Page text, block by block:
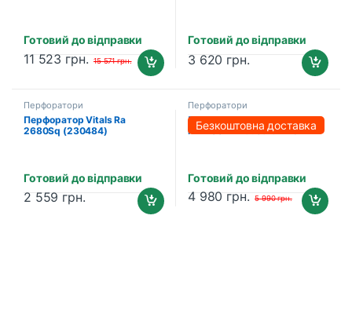
Готовий до відправки
11 523 грн. 15 571грн.
Готовий до відправки
3 620 грн.
Перфоратори
Перфоратор Vitals Ra
2680Sq (230484)
Готовий до відправки
2 559 грн.
Перфоратори
Безкоштовна доставка
Перфоратор PROFI-TEC
RH1700P7 IndustrialLine
Готовий до відправки
4 980 грн. 5 990грн.